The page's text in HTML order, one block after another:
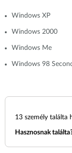
Windows XP
Windows 2000
Windows Me
Windows 98
13 személy találta
Hasznosnak